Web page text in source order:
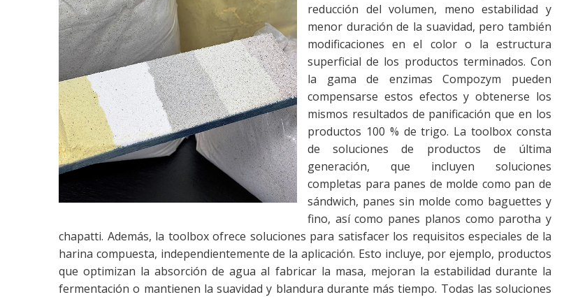
reducción del volumen, meno estabilidad y
menor duración de la suavidad, pero también
modificaciones en el color o la estructura
superficial de los productos terminados. Con
la gama de enzimas Compozym pueden
compensarse estos efectos y obtenerse los
mismos resultados de panificación que en los
productos 100 % de trigo. La toolbox consta
de soluciones de productos de última
generación, que incluyen soluciones
completas para panes de molde como pan de
sándwich, panes sin molde como baguettes y
fino, así como panes planos como parotha y
chapatti. Además, la toolbox ofrece soluciones para satisfacer los requisitos especiales de la
harina compuesta, independientemente de la aplicación. Esto incluye, por ejemplo, productos
que optimizan la absorción de agua al fabricar la masa, mejoran la estabilidad durante la
fermentación o mantienen la suavidad y blandura durante más tiempo. Todas las soluciones